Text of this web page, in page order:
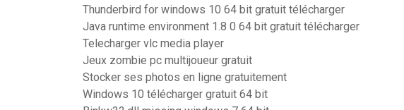
Thunderbird for windows 10 64 bit gratuit télécharger
Java runtime environment 1.8 0 64 bit gratuit télécharger
Telecharger vlc media player
Jeux zombie pc multijoueur gratuit
Stocker ses photos en ligne gratuitement
Windows 10 télécharger gratuit 64 bit